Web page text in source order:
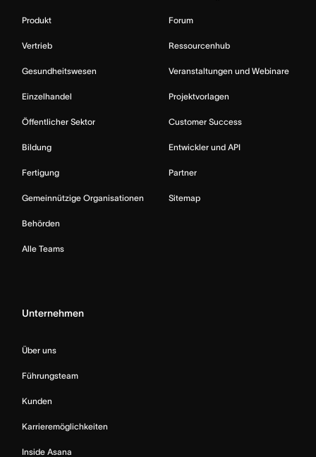
Produkt
Vertrieb
Gesundheitswesen
Einzelhandel
Öffentlicher Sektor
Bildung
Fertigung
Gemeinnützige Organisationen
Behörden
Alle Teams
Forum
Ressourcenhub
Veranstaltungen und Webinare
Projektvorlagen
Customer Success
Entwickler und API
Partner
Sitemap
Unternehmen
Über uns
Führungsteam
Kunden
Karrieremöglichkeiten
Inside Asana